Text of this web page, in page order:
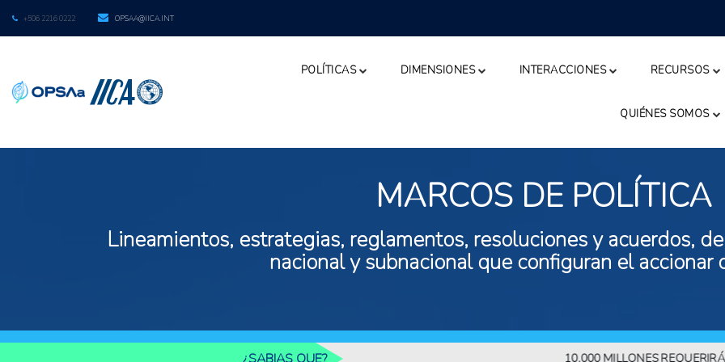
+506 2216 0222 OPSAA@IICA.INT
POLÍTICAS DIMENSIONES INTERACCIONES RECURSOS
QUIÉNES SOMOS
MARCOS DE POLÍTICA
Lineamientos, estrategias, reglamentos, resoluciones y acuerdos,
nacional y subnacional que configuran el accionar
10.000 MILLONES REQUERIRÁN MÁS